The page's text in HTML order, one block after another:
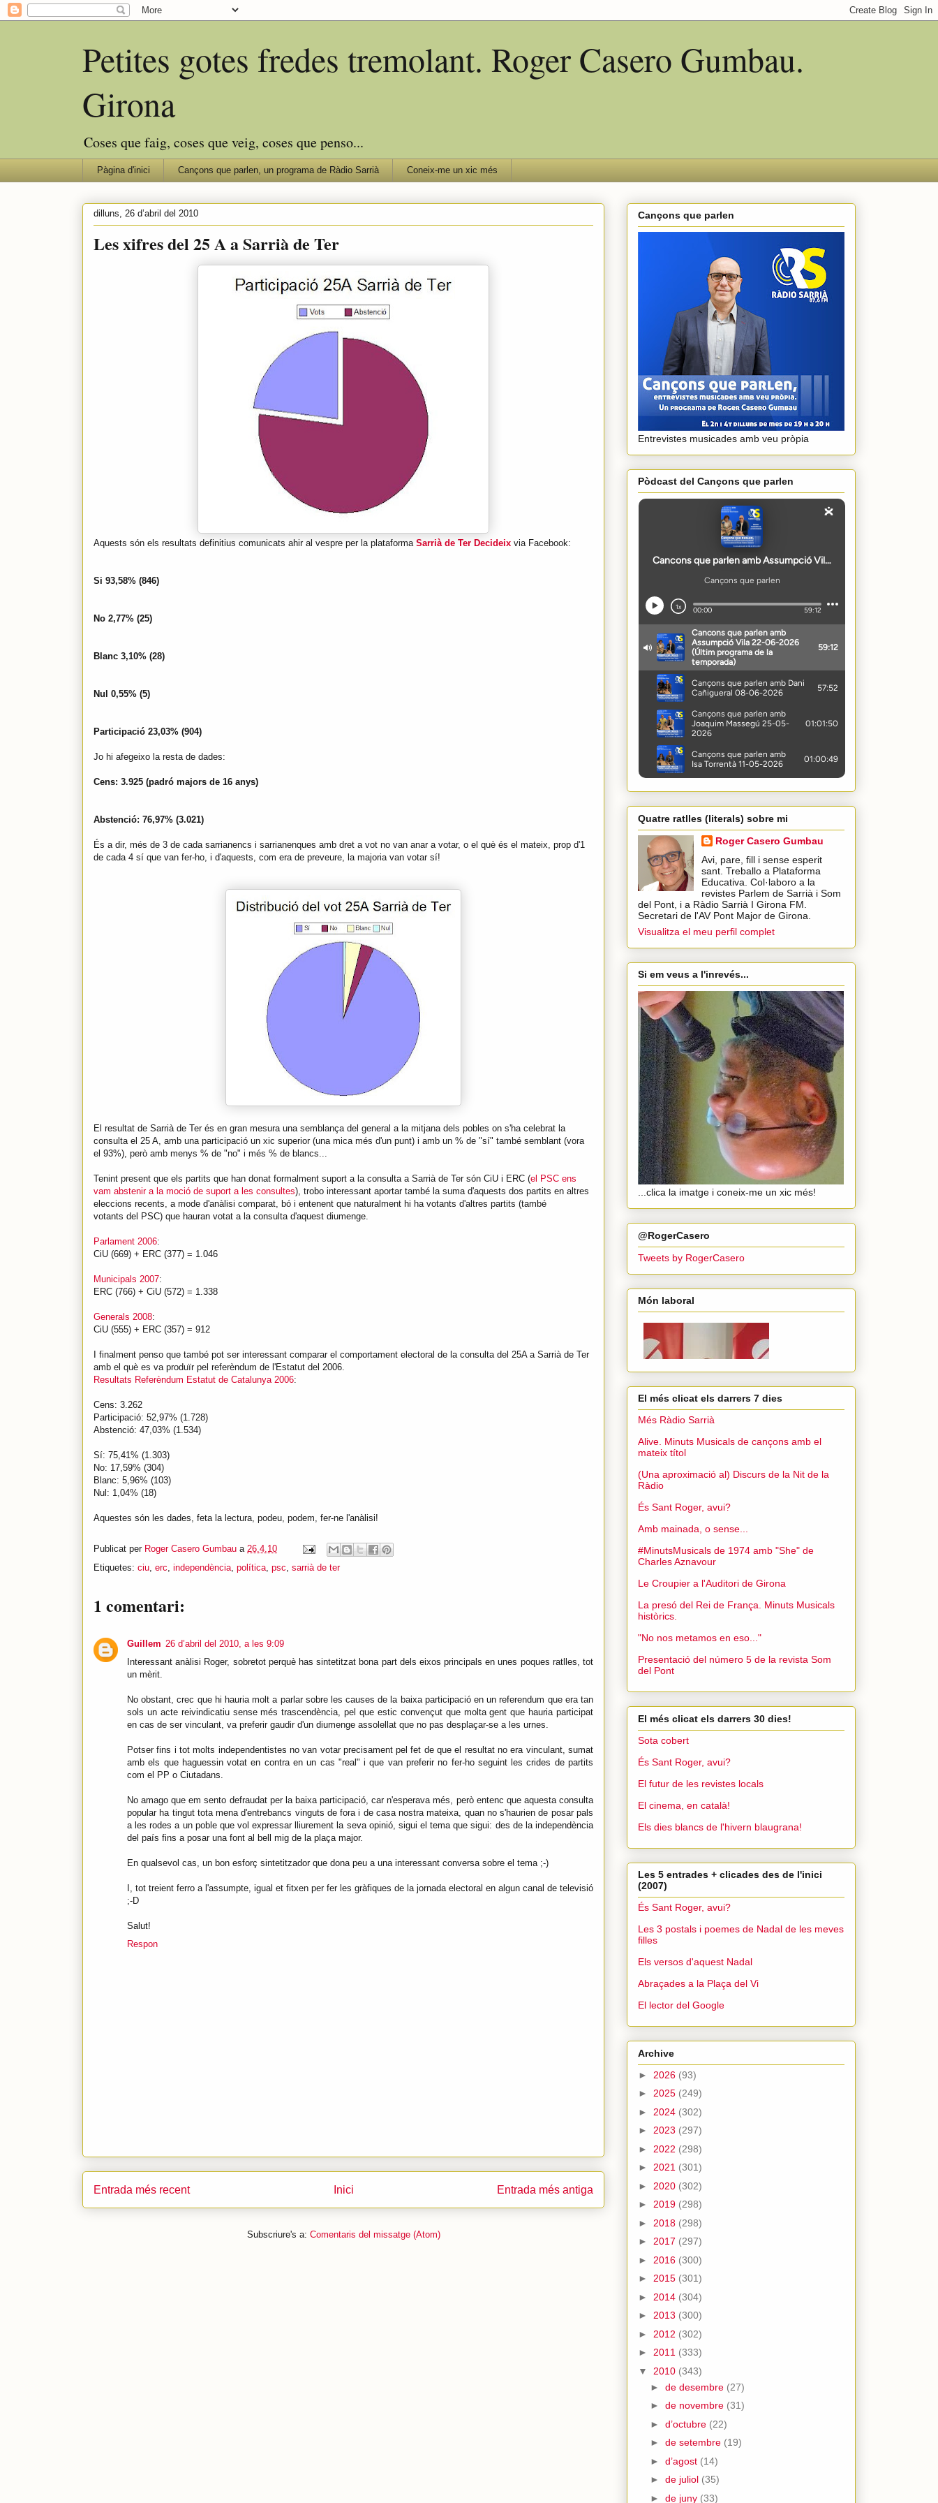
Petites gotes fredes tremolant. Roger Casero Gumbau.
Girona
Coses que faig, coses que veig, coses que penso...
Pàgina d'inici Cançons que parlen, un programa de Ràdio Sarrià Coneix-me un xic més
dilluns, 26 d’abril del 2010
Les xifres del 25 A a Sarrià de Ter
Aquests són els resultats definitius comunicats ahir al vespre per la plataforma Sarrià de Ter Decideix via Facebook:
Si 93,58% (846)
No 2,77% (25)
Blanc 3,10% (28)
Nul 0,55% (5)
Participació 23,03% (904)
Jo hi afegeixo la resta de dades:
Cens: 3.925 (padró majors de 16 anys)
Abstenció: 76,97% (3.021)
És a dir, més de 3 de cada sarrianencs i sarrianenques amb dret a vot no van anar a votar, o el què és el mateix, prop d'1
de cada 4 sí que van fer-ho, i d'aquests, com era de preveure, la majoria van votar sí!
El resultat de Sarrià de Ter és en gran mesura una semblança del general a la mitjana dels pobles on s'ha celebrat la
consulta el 25 A, amb una participació un xic superior (una mica més d'un punt) i amb un % de "sí" també semblant (vora
el 93%), però amb menys % de "no" i més % de blancs...
Tenint present que els partits que han donat formalment suport a la consulta a Sarrià de Ter són CiU i ERC (el PSC ens
vam abstenir a la moció de suport a les consultes), trobo interessant aportar també la suma d'aquests dos partits en altres
eleccions recents, a mode d'anàlisi comparat, bó i entenent que naturalment hi ha votants d'altres partits (també
votants del PSC) que hauran votat a la consulta d'aquest diumenge.
Parlament 2006:
CiU (669) + ERC (377) = 1.046
Municipals 2007:
ERC (766) + CiU (572) = 1.338
Generals 2008:
CiU (555) + ERC (357) = 912
I finalment penso que també pot ser interessant comparar el comportament electoral de la consulta del 25A a Sarrià de Ter
amb el què es va produïr pel referèndum de l'Estatut del 2006.
Resultats Referèndum Estatut de Catalunya 2006:
Cens: 3.262
Participació: 52,97% (1.728)
Abstenció: 47,03% (1.534)
Sí: 75,41% (1.303)
No: 17,59% (304)
Blanc: 5,96% (103)
Nul: 1,04% (18)
Aquestes són les dades, feta la lectura, podeu, podem, fer-ne l'anàlisi!
Publicat per Roger Casero Gumbau a 26.4.10
Etiquetes: ciu erc independència política psc sarrià de ter
1 comentari:
Guillem 26 d’abril del 2010, a les 9:09
Interessant anàlisi Roger, sobretot perquè has sintetitzat bona part dels eixos principals en unes poques ratlles, tot
un mèrit.
No obstant, crec que hi hauria molt a parlar sobre les causes de la baixa participació en un referendum que era tan
sols un acte reivindicatiu sense més trascendència, pel que estic convençut que molta gent que hauria participat
en cas de ser vinculant, va preferir gaudir d'un diumenge assolellat que no pas desplaçar-se a les urnes.
Potser fins i tot molts independentistes no van votar precisament pel fet de que el resultat no era vinculant, sumat
amb els que haguessin votat en contra en un cas "real" i que van preferir no fer-ho seguint les crides de partits
com el PP o Ciutadans.
No amago que em sento defraudat per la baixa participació, car n'esperava més, però entenc que aquesta consulta
popular ha tingut tota mena d'entrebancs vinguts de fora i de casa nostra mateixa, quan no s'haurien de posar pals
a les rodes a un poble que vol expressar lliurement la seva opinió, sigui el tema que sigui: des de la independència
del país fins a posar una font al bell mig de la plaça major.
En qualsevol cas, un bon esforç sintetitzador que dona peu a una interessant conversa sobre el tema ;-)
I, tot treient ferro a l'assumpte, igual et fitxen per fer les gràfiques de la jornada electoral en algun canal de televisió
;-D
Salut!
Respon
Entrada més recent Entrada més antiga
Inici
Subscriure's a: Comentaris del missatge (Atom)
Cançons que parlen
Entrevistes musicades amb veu pròpia
Pòdcast del Cançons que parlen
Quatre ratlles (literals) sobre mi
Roger Casero Gumbau
Avi, pare, fill i sense esperit
sant. Treballo a Plataforma
Educativa. Col·laboro a la
revistes Parlem de Sarrià i Som
del Pont, i a Ràdio Sarrià I Girona FM.
Secretari de l'AV Pont Major de Girona.
Visualitza el meu perfil complet
Si em veus a l'inrevés...
...clica la imatge i coneix-me un xic més!
@RogerCasero
Tweets by RogerCasero
Món laboral
El més clicat els darrers 7 dies
Més Ràdio Sarrià
Alive. Minuts Musicals de cançons amb el
mateix títol
(Una aproximació al) Discurs de la Nit de la
Ràdio
És Sant Roger, avui?
Amb mainada, o sense...
#MinutsMusicals de 1974 amb "She" de
Charles Aznavour
Le Croupier a l'Auditori de Girona
La presó del Rei de França. Minuts Musicals
històrics.
"No nos metamos en eso..."
Presentació del número 5 de la revista Som
del Pont
El més clicat els darrers 30 dies!
Sota cobert
És Sant Roger, avui?
El futur de les revistes locals
El cinema, en català!
Els dies blancs de l'hivern blaugrana!
Les 5 entrades + clicades des de l'inici
(2007)
És Sant Roger, avui?
Les 3 postals i poemes de Nadal de les meves
filles
Els versos d'aquest Nadal
Abraçades a la Plaça del Vi
El lector del Google
Archive
► 2026 (93)
► 2025 (249)
► 2024 (302)
► 2023 (297)
► 2022 (298)
► 2021 (301)
► 2020 (302)
► 2019 (298)
► 2018 (298)
► 2017 (297)
► 2016 (300)
► 2015 (301)
► 2014 (304)
► 2013 (300)
► 2012 (302)
► 2011 (333)
▼ 2010 (343)
► de desembre (27)
► de novembre (31)
► d’octubre (22)
► de setembre (19)
► d’agost (14)
► de juliol (35)
► de juny (33)